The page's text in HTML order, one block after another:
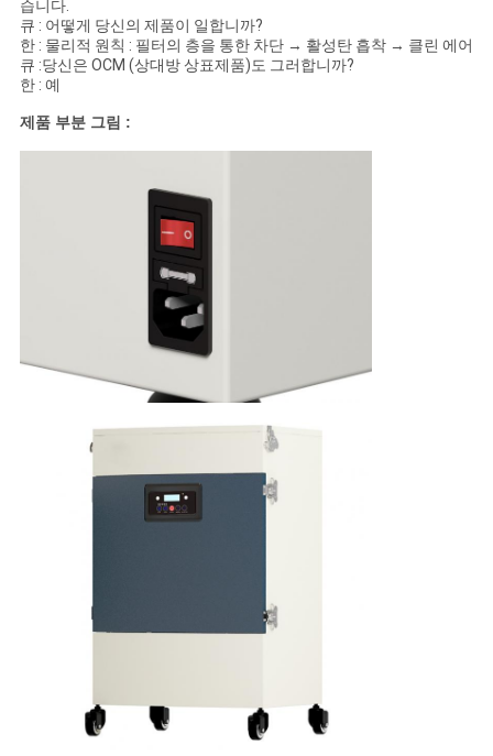
습니다.
큐 : 어떻게 당신의 제품이 일합니까?
한 : 물리적 원칙 : 필터의 층을 통한 차단 → 활성탄 흡착 → 클린 에어
큐 :당신은 OCM (상대방 상표제품)도 그러합니까?
한 : 예
제품 부분 그림 :